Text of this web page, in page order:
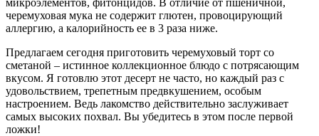
черемуховая мука не содержит глютен, провоцирующий
аллергию, а калорийность ее в 3 раза ниже.
Предлагаем сегодня приготовить черемуховый торт со
сметаной – истинное коллекционное блюдо с потрясающим
вкусом. Я готовлю этот десерт не часто, но каждый раз с
удовольствием, трепетным предвкушением, особым
настроением. Ведь лакомство действительно заслуживает
самых высоких похвал. Вы убедитесь в этом после первой
ложки!